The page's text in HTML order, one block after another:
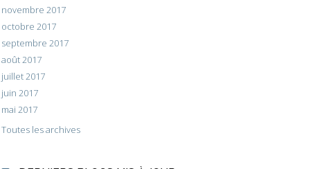
novembre 2017
octobre 2017
septembre 2017
août 2017
juillet 2017
juin 2017
mai 2017
Toutes les archives